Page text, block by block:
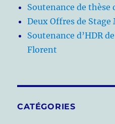
Soutenance de thèse
Deux Offres de Stage
Soutenance d’HDR
Florent
CATÉGORIES